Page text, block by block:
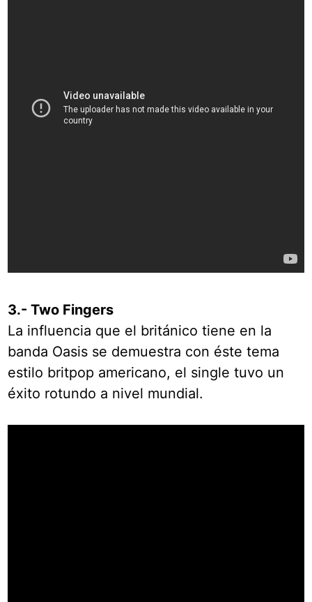
3.- Two Fingers
La influencia que el británico tiene en la
banda Oasis se demuestra con éste tema
estilo britpop americano, el single tuvo un
éxito rotundo a nivel mundial.